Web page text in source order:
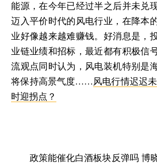
能源，在今年已经过半之后并未兑
迈入平价时代的风电行业，在降本
业好像越来越难赚钱。好消息是，
业链业绩和招标，最近都有积极信
流观点同时认为，风电装机特别是
将保持高景气度…… 风电行情迟迟
时迎拐点？
政策能催化白酒板块反弹吗博